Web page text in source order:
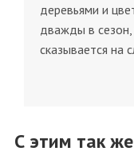
деревьями и
дважды в сезон,
сказывается на
С этим так